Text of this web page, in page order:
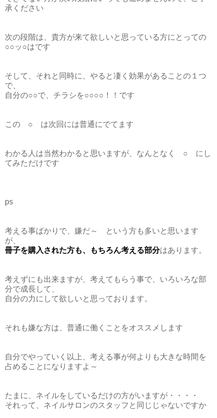
承ください
次の段階は、貴方が来て欲しいと思っている方にとっての
○○ッ○はです
そして、それと同時に、やると凄く効果があることの１つ
で、
自分の○○で、チラシを○○○○！！です
この ○ は次回には普通にでてます
わかる人は当然わかると思いますが、なんとなく ○ にし
てみただけです
ps
考える事ばかりで、嫌だ～ という方も多いと思います
が、
冊子を購入された方も、もちろん考える部分はあります。
考えずにも出来ますが、考えてもらう事で、いろいろな部
分で成長して、
自分の力にして欲しいと思っております。
それも嫌な方は、普通に働くことをオススメします
自分でやっていく以上、考える事が何よりも大きな時間を
占めることになりますよ～
たまに、ネイルをしているだけの方がいますが・・・・
それって、ネイルサロンのスタッフと同じじゃないですか